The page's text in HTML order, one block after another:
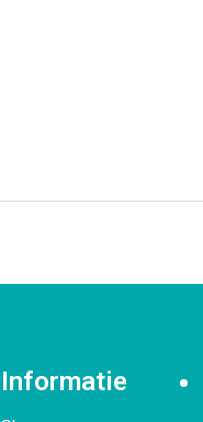
Informatie